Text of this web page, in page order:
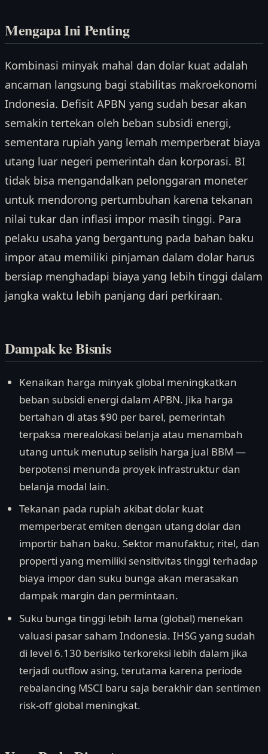
Mengapa Ini Penting
Kombinasi minyak mahal dan dolar kuat adalah
ancaman langsung bagi stabilitas makroekonomi
Indonesia. Defisit APBN yang sudah besar akan
semakin tertekan oleh beban subsidi energi,
sementara rupiah yang lemah memperberat biaya
utang luar negeri pemerintah dan korporasi. BI
tidak bisa mengandalkan pelonggaran moneter
untuk mendorong pertumbuhan karena tekanan
nilai tukar dan inflasi impor masih tinggi. Para
pelaku usaha yang bergantung pada bahan baku
impor atau memiliki pinjaman dalam dolar harus
bersiap menghadapi biaya yang lebih tinggi dalam
jangka waktu lebih panjang dari perkiraan.
Dampak ke Bisnis
Kenaikan harga minyak global meningkatkan
beban subsidi energi dalam APBN. Jika harga
bertahan di atas $90 per barel, pemerintah
terpaksa merealokasi belanja atau menambah
utang untuk menutup selisih harga jual BBM —
berpotensi menunda proyek infrastruktur dan
belanja modal lain.
Tekanan pada rupiah akibat dolar kuat
memperberat emiten dengan utang dolar dan
importir bahan baku. Sektor manufaktur, ritel, dan
properti yang memiliki sensitivitas tinggi terhadap
biaya impor dan suku bunga akan merasakan
dampak margin dan permintaan.
Suku bunga tinggi lebih lama (global) menekan
valuasi pasar saham Indonesia. IHSG yang sudah
di level 6.130 berisiko terkoreksi lebih dalam jika
terjadi outflow asing, terutama karena periode
rebalancing MSCI baru saja berakhir dan sentimen
risk-off global meningkat.